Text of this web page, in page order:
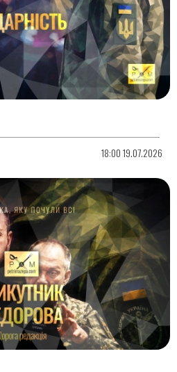
18:00 19.07.2026